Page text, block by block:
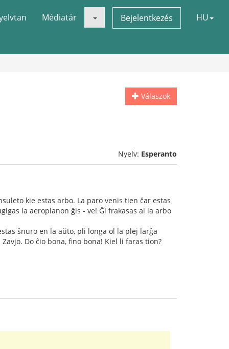
Médiatár Bejelentkezés HU
Válaszok
Nyelv: Esperanto
kie estas arbo. La paro venis tien ĉar estas
la aeroplanon ĝis - ve! Ĝi frakasas al la arbo
ŝnuro en la aŭto, pli longa ol la plej larĝa
Do ĉio bona, fino bona! Kiel li faras tion?